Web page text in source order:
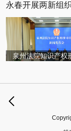
永春开展两新组
泉州法院知识产权